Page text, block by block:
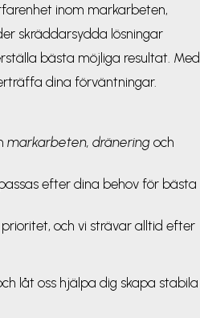
inom markarbeten,
skräddarsydda lösningar
bästa möjliga resultat. Med
dina förväntningar.
markarbeten, dräneringoch
efter dina behov för bästa
och vi strävar alltid efter
låt oss hjälpa dig skapa stabila